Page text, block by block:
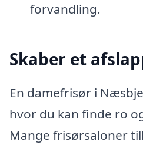
forvandling.
Skaber et
En damefrisør i
hvor du kan finde ro
Mange frisørsaloner